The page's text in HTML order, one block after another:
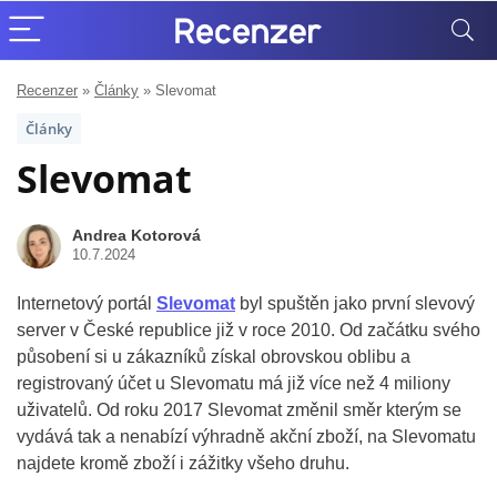
Recenzer » Články » Slevomat
Články
Slevomat
Andrea Kotorová
10.7.2024
Internetový portál Slevomat byl spuštěn jako první slevový
server v České republice již v roce 2010. Od začátku svého
působení si u zákazníků získal obrovskou oblibu a
registrovaný účet u Slevomatu má již více než 4 miliony
uživatelů. Od roku 2017 Slevomat změnil směr kterým se
vydává tak a nenabízí výhradně akční zboží, na Slevomatu
najdete kromě zboží i zážitky všeho druhu.